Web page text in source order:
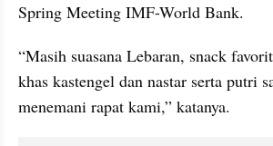
Spring Meeting IMF-World Bank.
“Masih suasana Lebaran, snack
khas kastengel dan nastar serta putri
menemani rapat kami,” katanya.